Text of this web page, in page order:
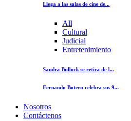
Llega a las salas de cine de...
All
Cultural
Judicial
Entretenimiento
Sandra Bullock se retira de l...
Fernando Botero celebra sus 9...
Nosotros
Contáctenos